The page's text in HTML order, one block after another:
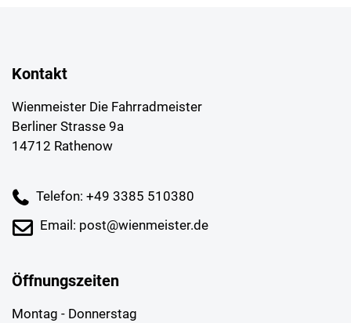
Kontakt
Wienmeister Die Fahrradmeister
Berliner Strasse 9a
14712 Rathenow
Telefon: +49 3385 510380
Email: post@wienmeister.de
Öffnungszeiten
Montag - Donnerstag